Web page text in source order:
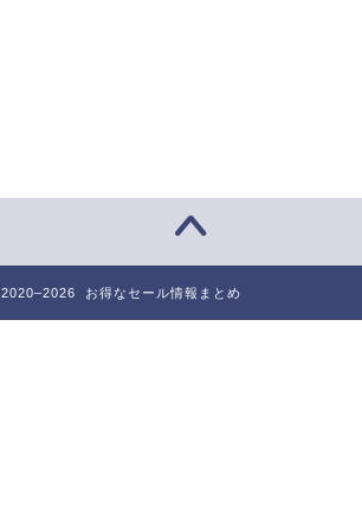
2020–2026 お得なセール情報まとめ